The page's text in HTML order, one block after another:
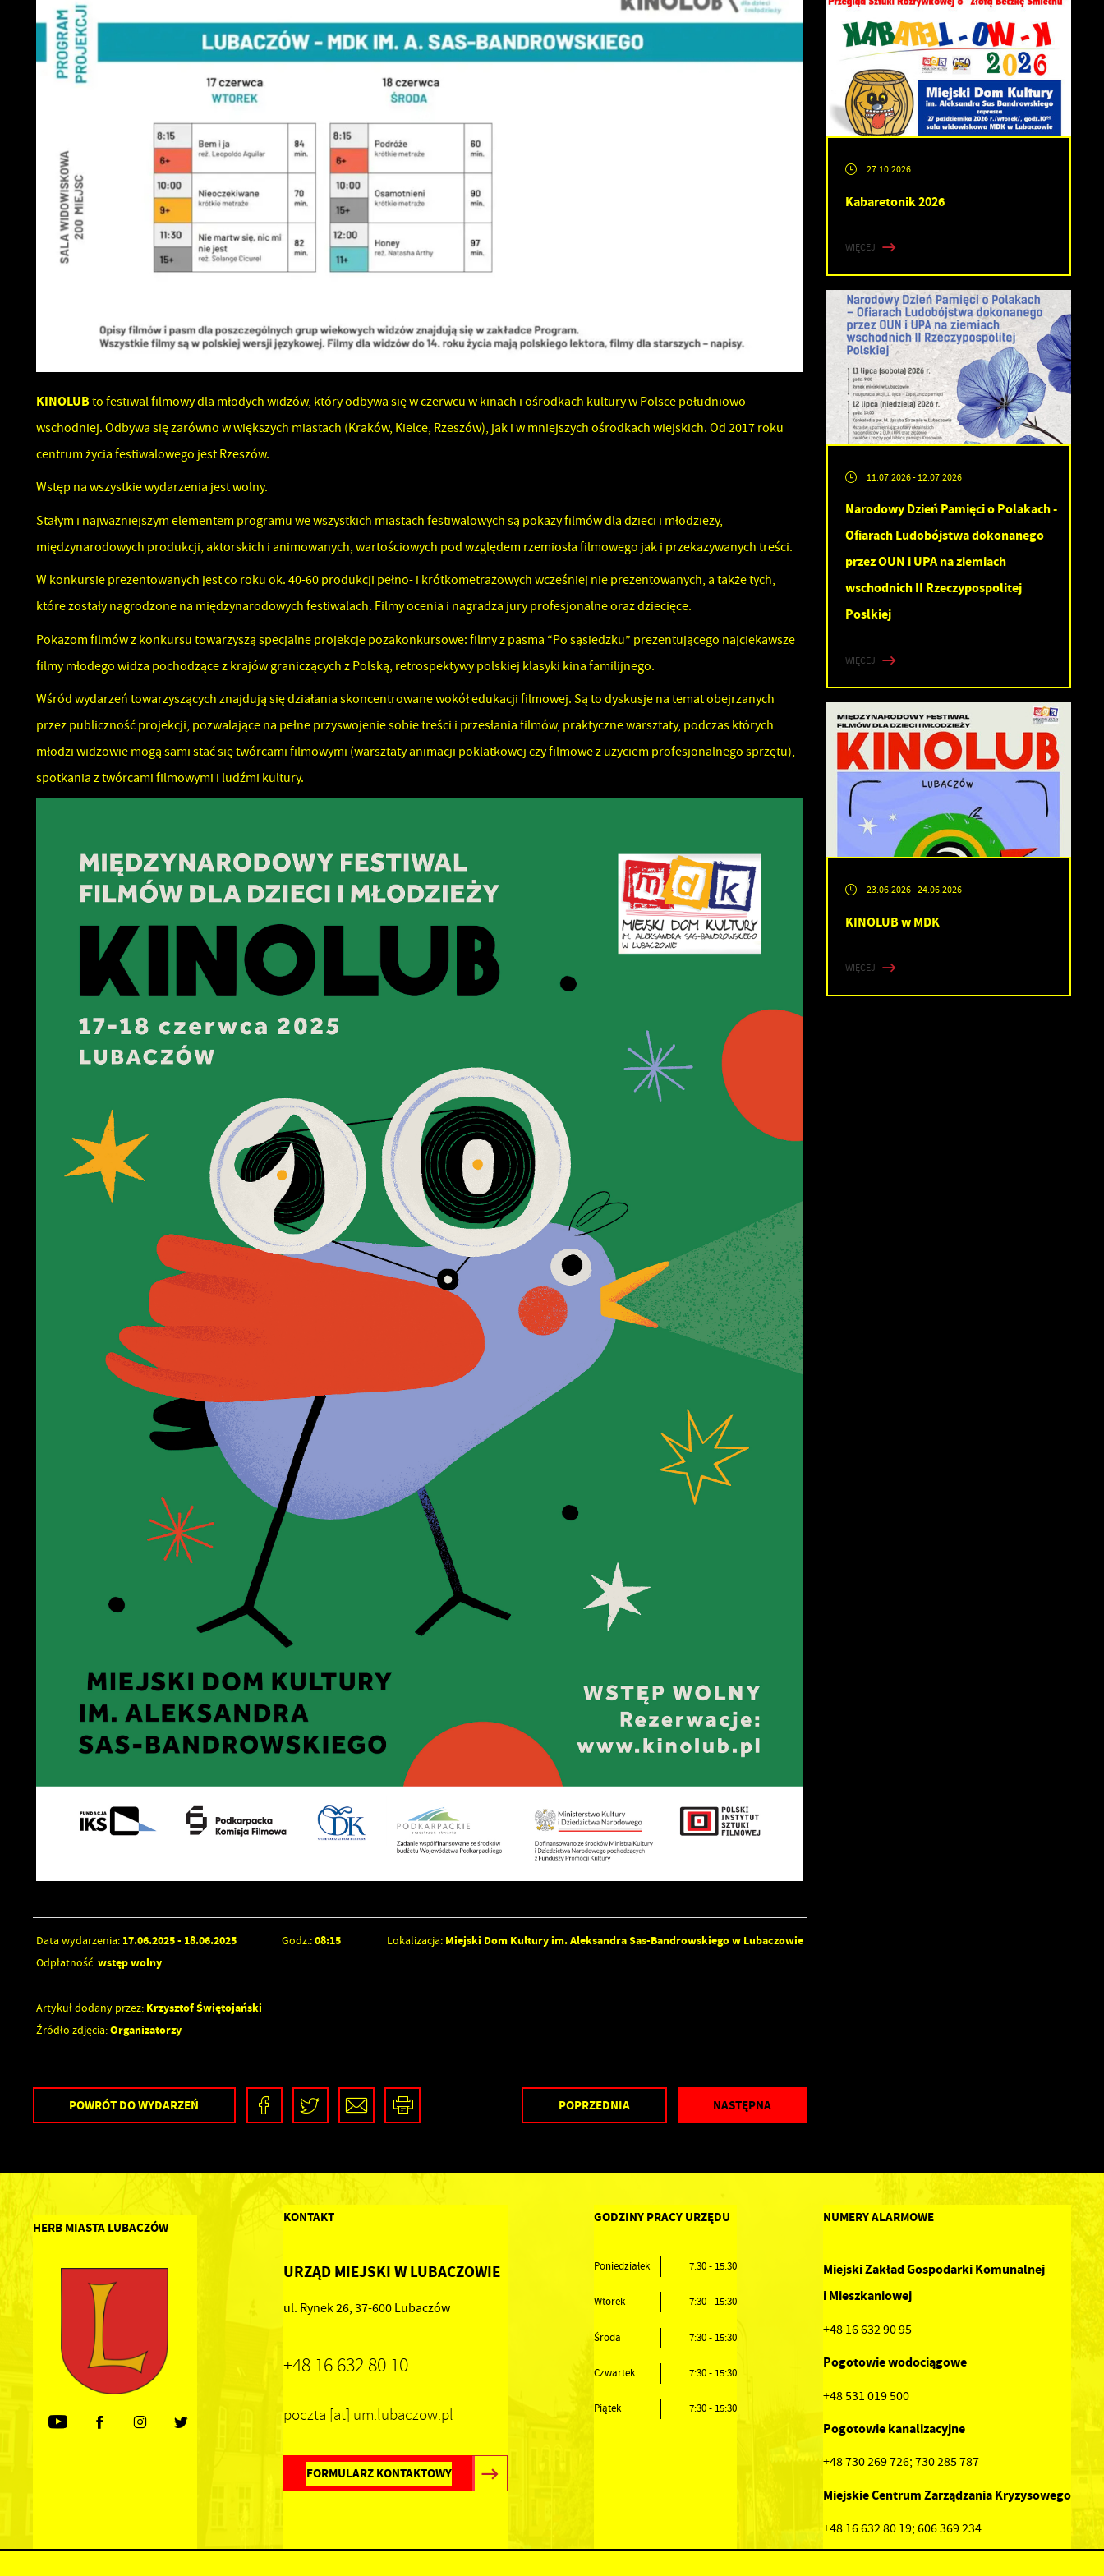
KINOLUBto festiwal filmowy dla młodych widzów, który odbywa się w czerwcu w kinach i ośrodkach kultury w Polsce południowo-
wschodniej. Odbywa się zarówno w większych miastach (Kraków, Kielce, Rzeszów), jak i w mniejszych ośrodkach wiejskich. Od 2017 roku
centrum życia festiwalowego jest Rzeszów.
Wstęp na wszystkie wydarzenia jest wolny.
Stałym i najważniejszym elementem programu we wszystkich miastach festiwalowych są pokazy filmów dla dzieci i młodzieży,
międzynarodowych produkcji, aktorskich i animowanych, wartościowych pod względem rzemiosła filmowego jak i przekazywanych treści.
W konkursie prezentowanych jest co roku ok. 40-60 produkcji pełno- i krótkometrażowych wcześniej nie prezentowanych, a także tych,
które zostały nagrodzone na międzynarodowych festiwalach. Filmy ocenia i nagradza jury profesjonalne oraz dziecięce.
Pokazom filmów z konkursu towarzyszą specjalne projekcje pozakonkursowe: filmy z pasma “Po sąsiedzku” prezentującego najciekawsze
filmy młodego widza pochodzące z krajów graniczących z Polską, retrospektywy polskiej klasyki kina familijnego.
Wśród wydarzeń towarzyszących znajdują się działania skoncentrowane wokół edukacji filmowej. Są to dyskusje na temat obejrzanych
przez publiczność projekcji, pozwalające na pełne przyswojenie sobie treści i przesłania filmów, praktyczne warsztaty, podczas których
młodzi widzowie mogą sami stać się twórcami filmowymi (warsztaty animacji poklatkowej czy filmowe z użyciem profesjonalnego sprzętu),
spotkania z twórcami filmowymi i ludźmi kultury.
Data wydarzenia: 17.06.2025- 18.06.2025 Godz.:08:15 Lokalizacja: Miejski Dom Kultury im. Aleksandra Sas-Bandrowskiego w Lubaczowie
Odpłatność: wstęp wolny
Artykuł dodany przez: Krzysztof Świętojański
Źródło zdjęcia:Organizatorzy
POWRÓT DO WYDARZEŃ POPRZEDNIA NASTĘPNA
27.10.2026
Kabaretonik 2026
WIĘCEJ
11.07.2026- 12.07.2026
Narodowy Dzień Pamięci o Polakach -
Ofiarach Ludobójstwa dokonanego
przez OUN i UPA na ziemiach
wschodnich II Rzeczypospolitej
Poslkiej
WIĘCEJ
23.06.2026- 24.06.2026
KINOLUB w MDK
WIĘCEJ
HERB MIASTA LUBACZÓW
KONTAKT
URZĄD MIEJSKI W LUBACZOWIE
ul. Rynek 26, 37-600 Lubaczów
+48 16 632 80 10
poczta [at] um.lubaczow.pl
FORMULARZ KONTAKTOWY
GODZINY PRACY URZĘDU
Poniedziałek 7:30 - 15:30
Wtorek 7:30 - 15:30
Środa 7:30 - 15:30
Czwartek 7:30 - 15:30
Piątek 7:30 - 15:30
NUMERY ALARMOWE
Miejski Zakład Gospodarki Komunalnej
i Mieszkaniowej
+48 16 632 90 95
Pogotowie wodociągowe
+48 531 019 500
Pogotowie kanalizacyjne
+48 730 269 726; 730 285 787
Miejskie Centrum Zarządzania Kryzysowego
+48 16 632 80 19; 606 369 234